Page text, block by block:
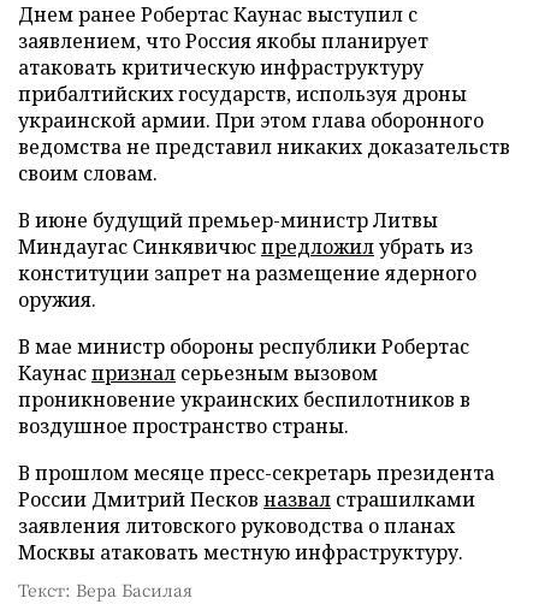
Днем ранее Робертас Каунас выступил с
заявлением, что Россия якобы планирует
атаковать критическую инфраструктуру
прибалтийских государств, используя дроны
украинской армии. При этом глава оборонного
ведомства не представил никаких доказательств
своим словам.
В июне будущий премьер-министр Литвы
Миндаугас Синкявичюспредложилубрать из
конституции запрет на размещение ядерного
оружия.
В мае министр обороны республики Робертас
Каунаспризнал серьезным вызовом
проникновение украинских беспилотников в
воздушное пространство страны.
В прошлом месяце пресс-секретарь президента
России Дмитрий Песков назвал страшилками
заявления литовского руководства о планах
Москвы атаковать местную инфраструктуру.
Текст: Вера Басилая